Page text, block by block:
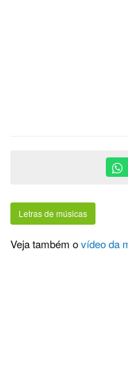
Letras de músicas
Veja também ovídeo da